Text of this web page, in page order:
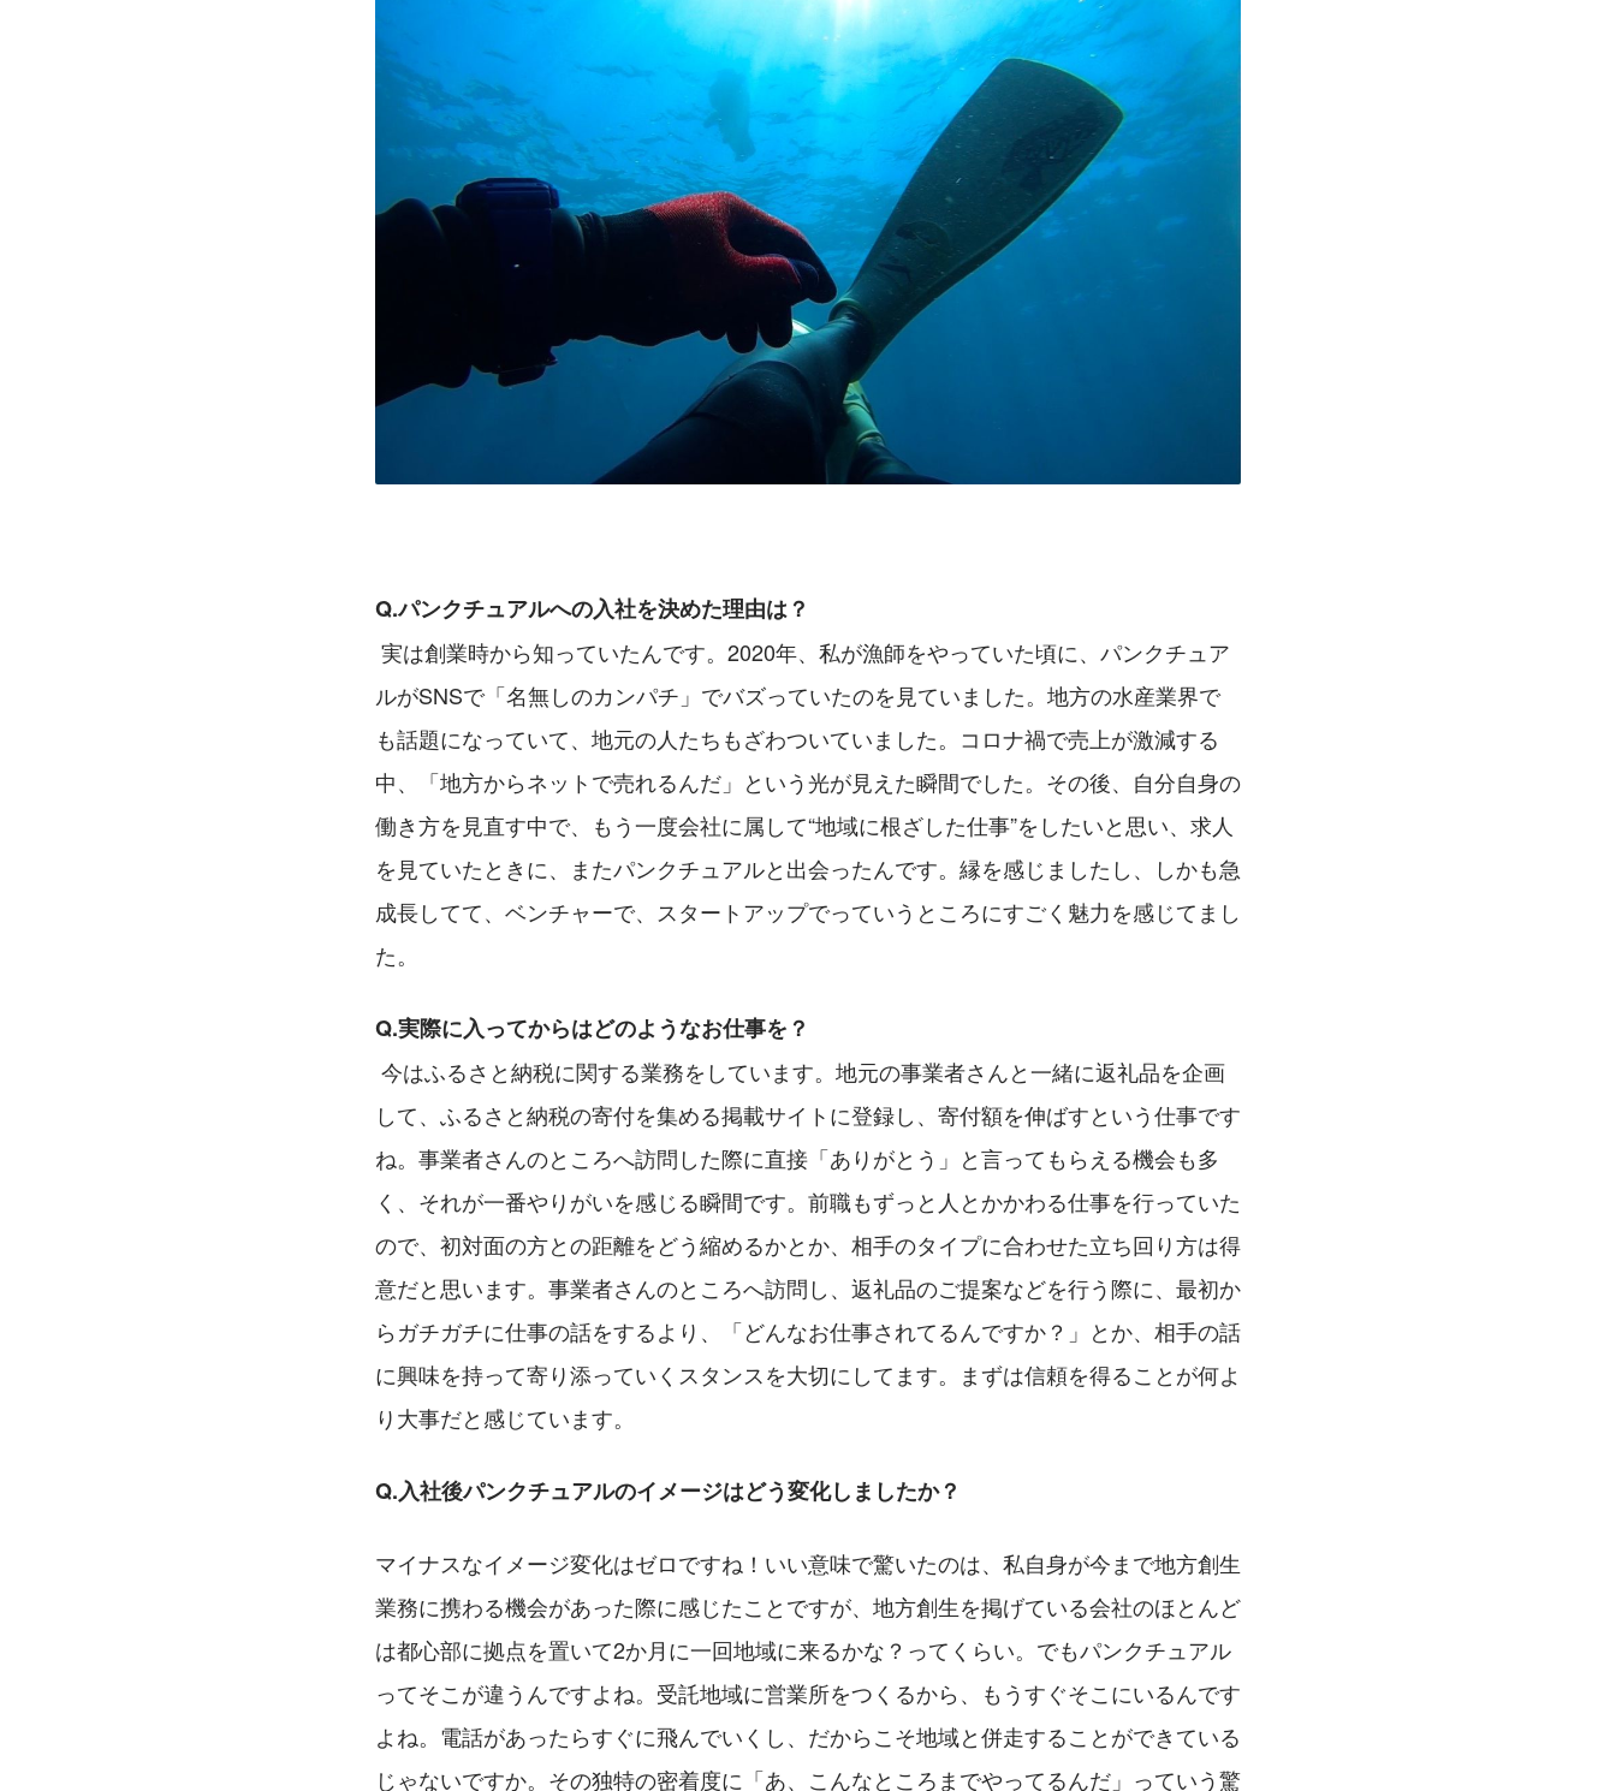
Q.パンクチュアルへの入社を決めた理由は？
ルがSNSで「名無しのカンパチ」でバズっていたのを見ていました。地方の水産業界で
も話題になっていて、地元の人たちもざわついていました。コロナ禍で売上が激減する
中、「地方からネットで売れるんだ」という光が見えた瞬間でした。その後、自分自身の
働き方を見直す中で、もう一度会社に属して“地域に根ざした仕事”をしたいと思い、求人
を見ていたときに、またパンクチュアルと出会ったんです。縁を感じましたし、しかも急
成長してて、ベンチャーで、スタートアップでっていうところにすごく魅力を感じてまし
た。
Q.実際に入ってからはどのようなお仕事を？
して、ふるさと納税の寄付を集める掲載サイトに登録し、寄付額を伸ばすという仕事です
ね。事業者さんのところへ訪問した際に直接「ありがとう」と言ってもらえる機会も多
く、それが一番やりがいを感じる瞬間です。前職もずっと人とかかわる仕事を行っていた
ので、初対面の方との距離をどう縮めるかとか、相手のタイプに合わせた立ち回り方は得
意だと思います。事業者さんのところへ訪問し、返礼品のご提案などを行う際に、最初か
らガチガチに仕事の話をするより、「どんなお仕事されてるんですか？」とか、相手の話
に興味を持って寄り添っていくスタンスを大切にしてます。まずは信頼を得ることが何よ
り大事だと感じています。
Q.入社後パンクチュアルのイメージはどう変化しましたか？
マイナスなイメージ変化はゼロですね！いい意味で驚いたのは、私自身が今まで地方創生
業務に携わる機会があった際に感じたことですが、地方創生を掲げている会社のほとんど
は都心部に拠点を置いて2か月に一回地域に来るかな？ってくらい。でもパンクチュアル
ってそこが違うんですよね。受託地域に営業所をつくるから、もうすぐそこにいるんです
よね。電話があったらすぐに飛んでいくし、だからこそ地域と併走することができている
じゃないですか。その独特の密着度に「あ、こんなところまでやってるんだ」っていう驚